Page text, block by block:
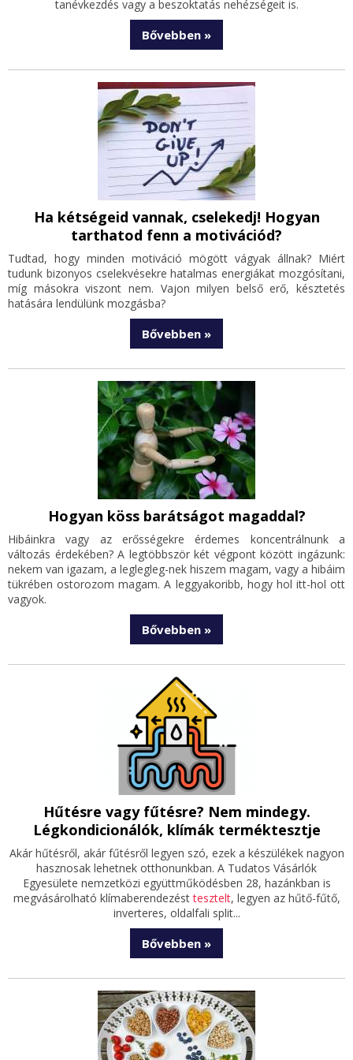
tanévkezdés vagy a beszoktatás nehézségeit is.
Bővebben »
Ha kétségeid vannak, cselekedj! Hogyan
tarthatod fenn a motivációd?
Tudtad, hogy minden motiváció mögött vágyak állnak? Miért
tudunk bizonyos cselekvésekre hatalmas energiákat mozgósítani,
míg másokra viszont nem. Vajon milyen belső erő, késztetés
hatására lendülünk mozgásba?
Bővebben »
Hogyan köss barátságot magaddal?
Hibáinkra vagy az erősségekre érdemes koncentrálnunk a
változás érdekében? A legtöbbször két végpont között ingázunk:
nekem van igazam, a leglegleg-nek hiszem magam, vagy a hibáim
tükrében ostorozom magam. A leggyakoribb, hogy hol itt-hol ott
vagyok.
Bővebben »
Hűtésre vagy fűtésre? Nem mindegy.
Légkondicionálók, klímák terméktesztje
Akár hűtésről, akár fűtésről legyen szó, ezek a készülékek nagyon
hasznosak lehetnek otthonunkban. A Tudatos Vásárlók
Egyesülete nemzetközi együttműködésben 28, hazánkban is
megvásárolható klímaberendezésttesztelt, legyen az hűtő-fűtő,
inverteres, oldalfali split...
Bővebben »